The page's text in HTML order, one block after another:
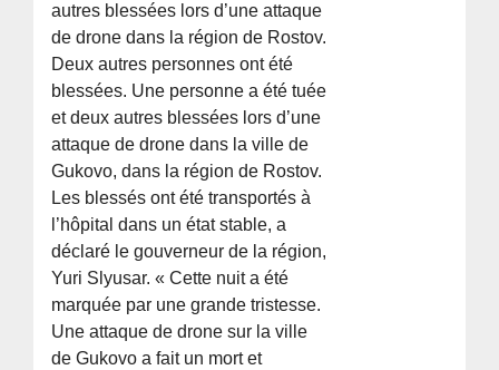
autres blessées lors d’une attaque
de drone dans la région de Rostov.
Deux autres personnes ont été
blessées. Une personne a été tuée
et deux autres blessées lors d’une
attaque de drone dans la ville de
Gukovo, dans la région de Rostov.
Les blessés ont été transportés à
l’hôpital dans un état stable, a
déclaré le gouverneur de la région,
Yuri Slyusar. « Cette nuit a été
marquée par une grande tristesse.
Une attaque de drone sur la ville
de Gukovo a fait un mort et